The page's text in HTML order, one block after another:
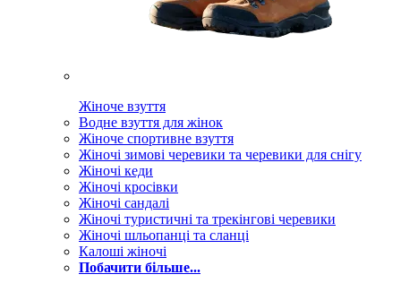
Жіноче взуття
Водне взуття для жінок
Жіноче спортивне взуття
Жіночі зимові черевики та черевики для снігу
Жіночі кеди
Жіночі кросівки
Жіночі сандалі
Жіночі туристичні та трекінгові черевики
Жіночі шльопанці та сланці
Калоші жіночі
Побачити більше...